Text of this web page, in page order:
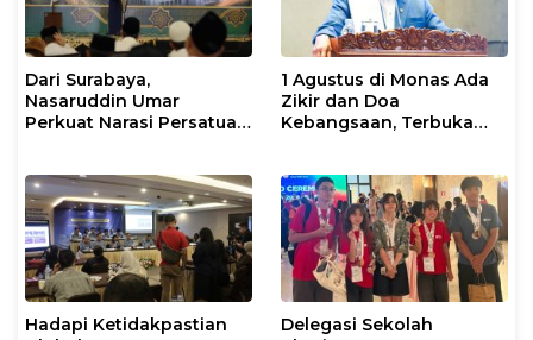
Dari Surabaya,
Nasaruddin Umar
Perkuat Narasi Persatuan
1 Agustus di Monas Ada
Zikir dan Doa
Kebangsaan, Terbuka
Hadapi Ketidakpastian
Delegasi Sekolah